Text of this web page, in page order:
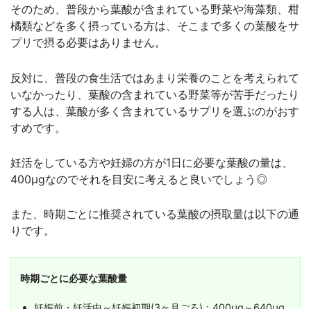
そのため、普段から葉酸が含まれている野菜や海藻類、柑
橘類などを多く摂っている方は、そこまで多くの葉酸をサ
プリで摂る必要はありません。
反対に、普段の食生活ではあまり栄養のことを考えられて
いなかったり、葉酸の含まれている野菜等が苦手だったり
する人は、葉酸が多く含まれているサプリを選ぶのがおす
すめです。
妊活をしている方や妊婦の方が1日に必要な葉酸の量は、
400μgなのでそれを目安に考えると良いでしょう◎
また、時期ごとに推奨されている葉酸の摂取量は以下の通
りです。
時期ごとに必要な葉酸量